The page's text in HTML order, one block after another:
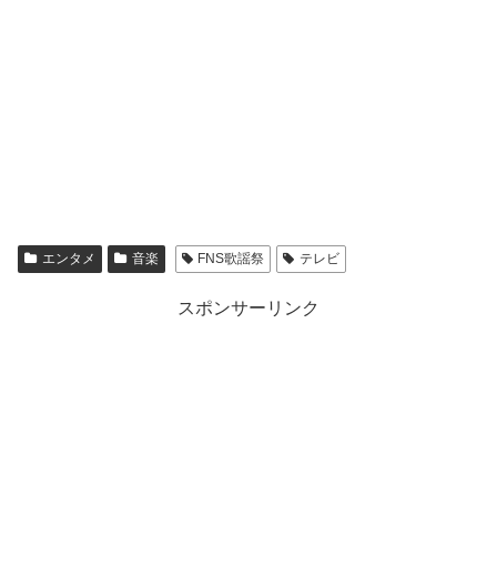
エンタメ 音楽 FNS歌謡祭 テレビ
スポンサーリンク